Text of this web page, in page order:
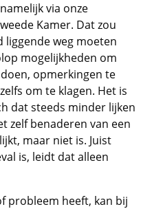
via onze
Kamer. Dat zou
liggende weg moeten
mogelijkheden om
opmerkingen te
om te klagen. Het is
dat steeds minder lijken
zelf benaderen van een
maar niet is. Juist
is, leidt dat alleen
probleem heeft, kan bij